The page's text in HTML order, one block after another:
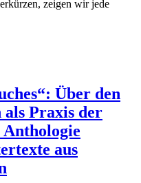
zeigen wir jede
Über den
als Praxis der
aus